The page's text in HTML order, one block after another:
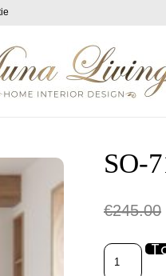
SO-
€245.00